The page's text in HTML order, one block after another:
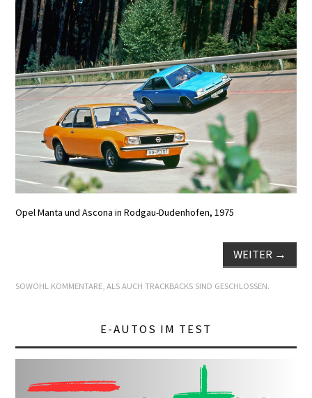
E+PIH
LEXIKON A
A BIS Z
KONTAKT
Opel Manta und Ascona in Rodgau-Dudenhofen, 1975
WEITER →
SOWOHL KOMMENTARE, ALS AUCH TRACKBACKS SIND GESCHLOSSEN.
E-AUTOS IM TEST